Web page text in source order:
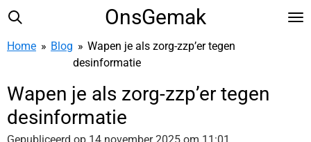
Ga
naar
OnsGemak
Home » Blog » Wapen je als zorg-zzp’er tegen
desinformatie
Wapen je als zorg-zzp’er tegen
desinformatie